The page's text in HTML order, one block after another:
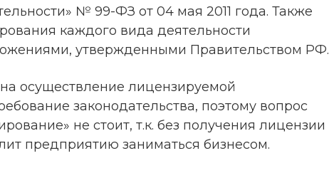
№ 99-ФЗ от 04 мая 2011 года. Также
каждого вида деятельности
утвержденными Правительством РФ.
осуществление лицензируемой
законодательства, поэтому вопрос
не стоит, т.к. без получения лицензии
предприятию заниматься бизнесом.